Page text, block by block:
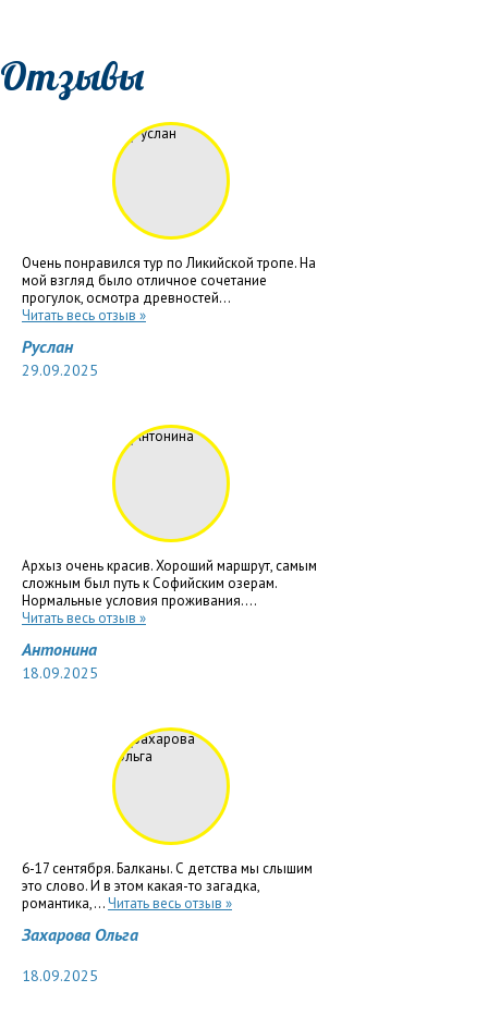
Отзывы
Очень понравился тур по Ликийской тропе. На
мой взгляд было отличное сочетание
прогулок, осмотра древностей...
Читать весь отзыв »
Руслан
29.09.2025
Архыз очень красив. Хороший маршрут, самым
сложным был путь к Софийским озерам.
Нормальные условия проживания....
Читать весь отзыв »
Антонина
18.09.2025
6-17 сентября. Балканы. С детства мы слышим
это слово. И в этом какая-то загадка,
романтика,...Читать весь отзыв »
Захарова Ольга
18.09.2025